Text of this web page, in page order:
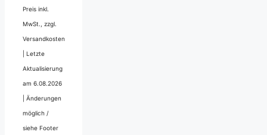
Preis inkl.
MwSt., zzgl.
Versandkosten
Letzte
Aktualisierung
am 6.08.2026
Änderungen
möglich /
siehe Footer